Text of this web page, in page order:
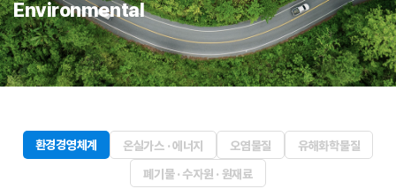
Environmental
환경경영체계 온실가스 · 에너지 오염물질
유해화학물질
폐기물 · 수자원 · 원재료